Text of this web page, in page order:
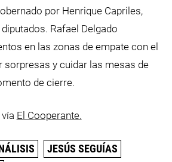
por Henrique Capriles,
Rafael Delgado
en las zonas de empate con el
sorpresas y cuidar las mesas de
de cierre.
El Cooperante.
JESÚS SEGUÍAS